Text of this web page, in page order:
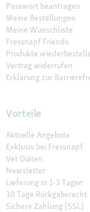
Passwort beantragen
Meine Bestellungen
Meine Wunschliste
Fressnapf Friends
Produkte
Vertrag widerrufen
Erklärung zur
Vorteile
Aktuelle Angebote
Exklusiv bei Fressnapf
Vet Diäten
Newsletter
Lieferung in 1-3 Tagen
30 Tage Rückgaberecht
Sichere Zahlung (SSL)